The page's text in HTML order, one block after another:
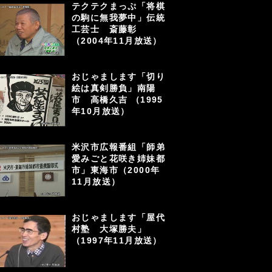
テクテクまっぷ「将棋
の駒に無我夢中」伝統
工芸士 斎藤彰
（2004年11月放送）
おじゃまします「切り
絵は真剣勝負」南陽
市 高橋久吉 （1995
年10月放送）
米沢市広報番組「師弟
愛みごと花咲き姉妹都
市」東海市（2000年
11月放送）
おじゃまします「屋代
村塾 大塚勝夫」
（1997年11月放送）